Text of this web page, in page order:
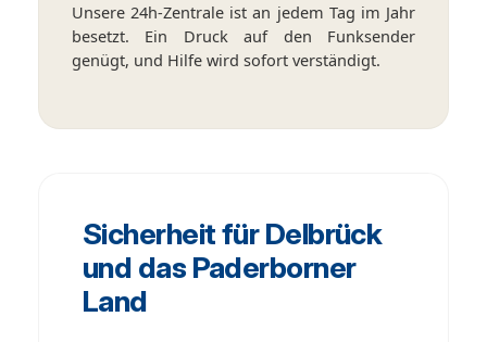
Unsere 24h-Zentrale ist an jedem Tag im Jahr
besetzt. Ein Druck auf den Funksender
genügt, und Hilfe wird sofort verständigt.
Sicherheit für Delbrück
und das Paderborner
Land